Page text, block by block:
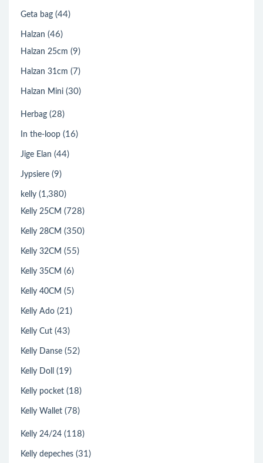
Geta bag (44)
Halzan (46)
Halzan 25cm (9)
Halzan 31cm (7)
Halzan Mini (30)
Herbag (28)
In the-loop (16)
Jige Elan (44)
Jypsiere (9)
kelly (1,380)
Kelly 25CM (728)
Kelly 28CM (350)
Kelly 32CM (55)
Kelly 35CM (6)
Kelly 40CM (5)
Kelly Ado (21)
Kelly Cut (43)
Kelly Danse (52)
Kelly Doll (19)
Kelly pocket (18)
Kelly Wallet (78)
Kelly 24/24 (118)
Kelly depeches (31)